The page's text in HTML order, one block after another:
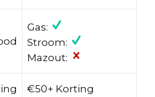
Gas:
Stroom:
Mazout:
€50+ Korting